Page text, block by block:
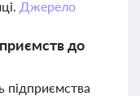
Джерело
до
підприємства